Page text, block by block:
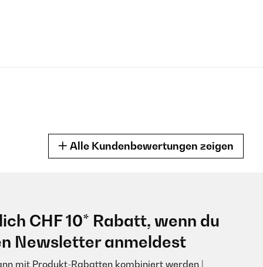
par exemple:
glaçon du surement au capteur pas très performant ou de
Alle Kundenbewertungen zeigen
CHF 10* Rabatt, wenn du
Newsletter anmeldest
mit Produkt-Rabatten kombiniert werden |